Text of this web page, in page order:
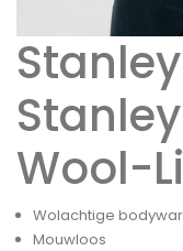
Wool-
Wolachtige
Mouwloos